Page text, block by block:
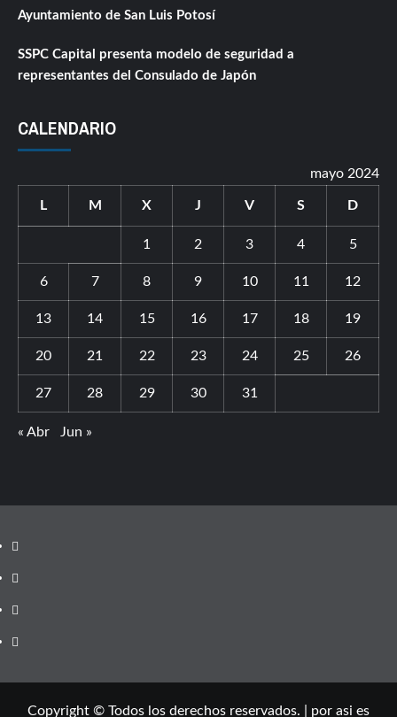
Ayuntamiento de San Luis Potosí
SSPC Capital presenta modelo de seguridad a
representantes del Consulado de Japón
CALENDARIO
mayo 2024
L M X J V S D
1 2 3 4 5
6 7 8 9 10 11 12
13 14 15 16 17 18 19
20 21 22 23 24 25 26
27 28 29 30 31
« Abr Jun »
Copyright © Todos los derechos reservados. por asi es